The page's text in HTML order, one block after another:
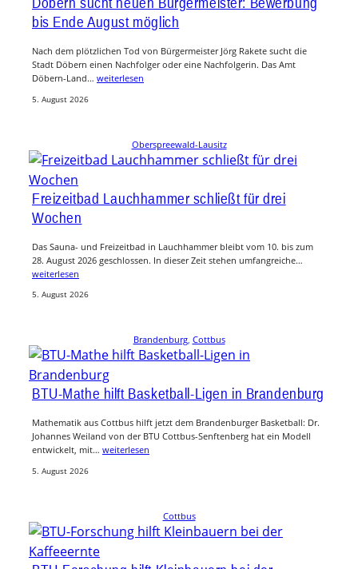
bis Ende August möglich
Nach dem plötzlichen Tod von Bürgermeister Jörg Rakete sucht die
Stadt Döbern einen Nachfolger oder eine Nachfolgerin. Das Amt
Döbern-Land… weiterlesen
5. August 2026
Oberspreewald-Lausitz
Freizeitbad Lauchhammer schließt für drei
Wochen
Das Sauna- und Freizeitbad in Lauchhammer bleibt vom 10. bis zum
28. August 2026 geschlossen. In dieser Zeit stehen umfangreiche…
weiterlesen
5. August 2026
Brandenburg, Cottbus
BTU-Mathe hilft Basketball-Ligen in Brandenburg
Mathematik aus Cottbus hilft jetzt dem Brandenburger Basketball: Dr.
Johannes Weiland von der BTU Cottbus-Senftenberg hat ein Modell
entwickelt, mit… weiterlesen
5. August 2026
Cottbus